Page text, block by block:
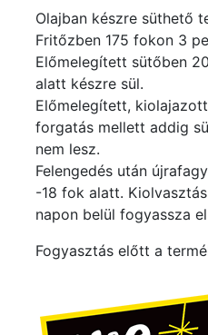
Olajban készre süthető
Fritőzben 175 fokon 3
Előmelegített sütőben
alatt készre sül.
Előmelegített,
forgatás mellett addig
nem lesz.
Felengedés után
-18 fok alatt.
napon belül fogyassza
Fogyasztás előtt a